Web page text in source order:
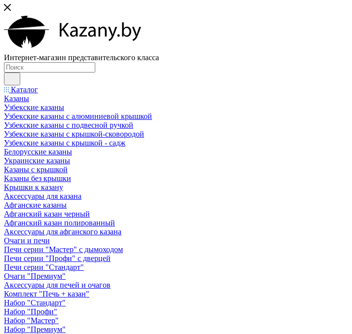
Интернет-магазин представительского класса
Каталог
Казаны
Узбекские казаны
Узбекские казаны с алюминиевой крышкой
Узбекские казаны с подвесной ручкой
Узбекские казаны с крышкой-сковородой
Узбекские казаны с крышкой - садж
Белорусские казаны
Украинские казаны
Казаны с крышкой
Казаны без крышки
Крышки к казану
Аксессуары для казана
Афганские казаны
Афганский казан черный
Афганский казан полированный
Аксессуары для афганского казана
Очаги и печи
Печи серии "Мастер" с дымоходом
Печи серии "Профи" с дверцей
Печи серии "Стандарт"
Очаги "Премиум"
Аксессуары для печей и очагов
Комплект "Печь + казан"
Набор "Стандарт"
Набор "Профи"
Набор "Мастер"
Набор "Премиум"